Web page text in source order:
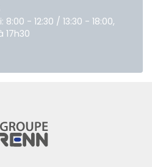
- 12:30 / 13:30 - 18:00,
17h30